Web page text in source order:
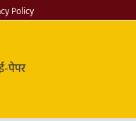
Policy
पेपर